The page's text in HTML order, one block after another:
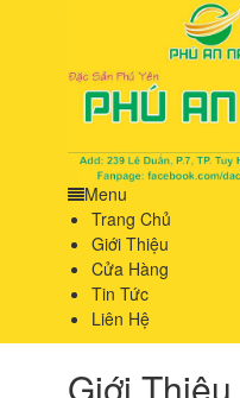
Menu
Trang Chủ
Giới Thiệu
Cửa Hàng
Tin Tức
Liên Hệ